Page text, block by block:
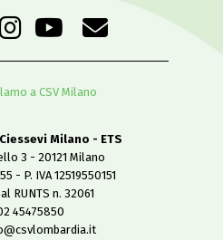
a CSV Milano
Milano - ETS
3 - 20121 Milano
- P. IVA 12519550151
RUNTS n. 32061
45475850